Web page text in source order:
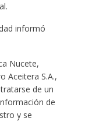
informó
Nucete,
Aceitera S.A.,
de un
de
y se